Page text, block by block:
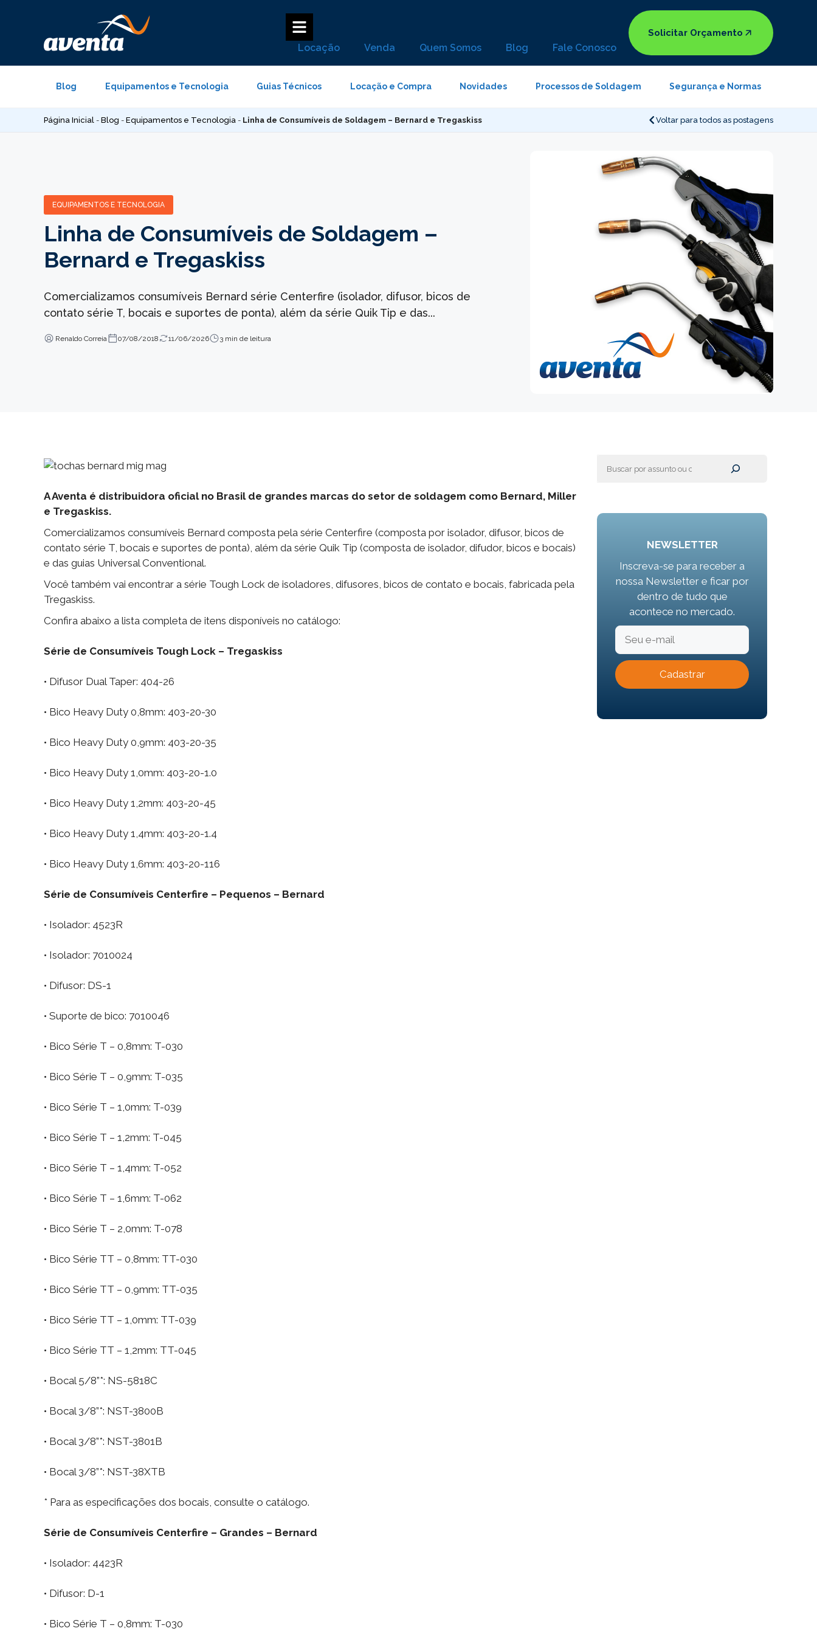
conteúdo
Locação Venda Quem Somos Blog Fale Conosco
Solicitar Orçamento
Blog Equipamentos e Tecnologia Guias Técnicos Locação e Compra Novidades Processos de Soldagem Segurança e Normas
Página Inicial - Blog - Equipamentos e Tecnologia - Linha de Consumíveis de Soldagem – Bernard e Tregaskiss Voltar para todos as postagens
EQUIPAMENTOS E TECNOLOGIA
Linha de Consumíveis de Soldagem –
Bernard e Tregaskiss
Comercializamos consumíveis Bernard série Centerfire (isolador, difusor, bicos de
contato série T, bocais e suportes de ponta), além da série Quik Tip e das...
Renaldo Correia 07/08/2018 11/06/2026 3 min de leitura
A Aventa é distribuidora oficial no Brasil de grandes marcas do setor de soldagem como Bernard, Miller
e Tregaskiss.
Comercializamos consumíveis Bernard composta pela série Centerfire (composta por isolador, difusor, bicos de
contato série T, bocais e suportes de ponta), além da série Quik Tip (composta de isolador, difudor, bicos e bocais)
e das guias Universal Conventional.
Você também vai encontrar a série Tough Lock de isoladores, difusores, bicos de contato e bocais, fabricada pela
Tregaskiss.
Confira abaixo a lista completa de itens disponíveis no catálogo:
Série de Consumíveis Tough Lock – Tregaskiss
• Difusor Dual Taper: 404-26
• Bico Heavy Duty 0,8mm: 403-20-30
• Bico Heavy Duty 0,9mm: 403-20-35
• Bico Heavy Duty 1,0mm: 403-20-1.0
• Bico Heavy Duty 1,2mm: 403-20-45
• Bico Heavy Duty 1,4mm: 403-20-1.4
• Bico Heavy Duty 1,6mm: 403-20-116
Série de Consumíveis Centerfire – Pequenos – Bernard
• Isolador: 4523R
• Isolador: 7010024
• Difusor: DS-1
• Suporte de bico: 7010046
• Bico Série T – 0,8mm: T-030
• Bico Série T – 0,9mm: T-035
• Bico Série T – 1,0mm: T-039
• Bico Série T – 1,2mm: T-045
• Bico Série T – 1,4mm: T-052
• Bico Série T – 1,6mm: T-062
• Bico Série T – 2,0mm: T-078
• Bico Série TT – 0,8mm: TT-030
• Bico Série TT – 0,9mm: TT-035
• Bico Série TT – 1,0mm: TT-039
• Bico Série TT – 1,2mm: TT-045
• Bocal 5/8”*: NS-5818C
• Bocal 3/8”*: NST-3800B
• Bocal 3/8”*: NST-3801B
• Bocal 3/8”*: NST-38XTB
* Para as especificações dos bocais, consulte o catálogo.
Série de Consumíveis Centerfire – Grandes – Bernard
• Isolador: 4423R
• Difusor: D-1
• Bico Série T – 0,8mm: T-030
NEWSLETTER
Inscreva-se para receber a
nossa Newsletter e ficar por
dentro de tudo que
acontece no mercado.